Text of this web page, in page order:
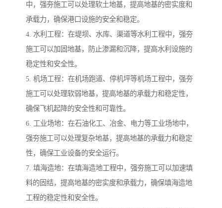
中，强夯施工可以处理软土地基，提高地基的密实度和
承载力，确保港口设施的安全和稳定。
4. 水利工程：在堤坝、水库、渠道等水利工程中，强夯
施工可以加固地基，防止渗漏和沉降，提高水利设施的
稳定性和安全性。
5. 机场工程：在机场跑道、停机坪等机场工程中，强夯
施工可以处理软弱地基，提高地基的承载力和稳定性，
确保飞机起降的安全性和可靠性。
6. 工业场地：在石油化工、冶金、电力等工业场地中，
强夯施工可以处理复杂地基，提高地基的承载力和稳定
性，确保工业设备的安全运行。
7. 填海造地：在填海造地工程中，强夯施工可以加速填
料的固结，提高地基的密实度和承载力，确保填海造地
工程的稳定性和安全性。